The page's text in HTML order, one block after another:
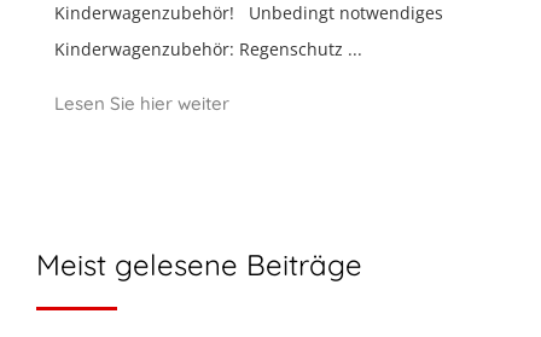
Kinderwagenzubehör! Unbedingt notwendiges
Kinderwagenzubehör: Regenschutz ...
Lesen Sie hier weiter
Meist gelesene Beiträge